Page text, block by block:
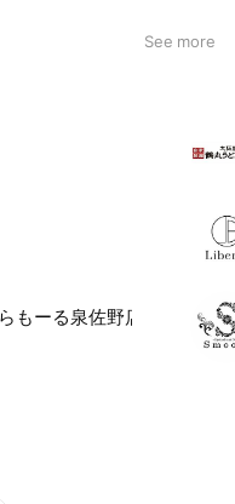
See more
ーる泉佐野店